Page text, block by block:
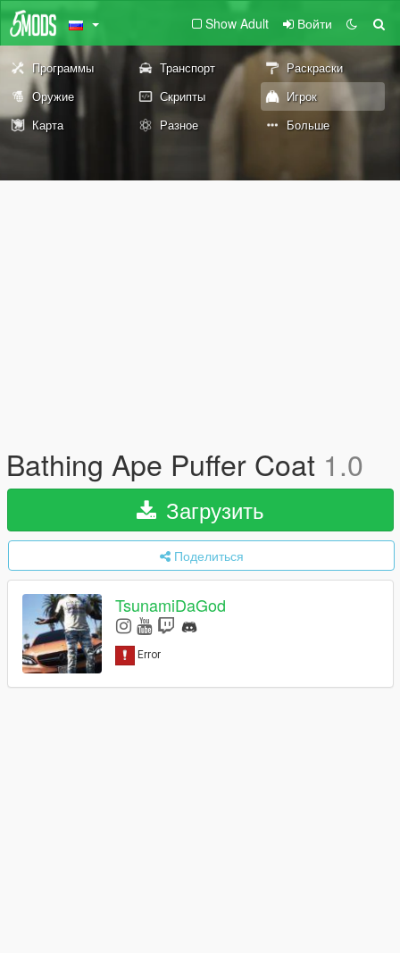
Show Adult Войти
Программы Транспорт
Раскраски
Оружие
Скрипты
Игрок
Карта
Разное Больше
Bathing Ape Puffer Coat 1.0
Загрузить
Поделиться
TsunamiDaGod